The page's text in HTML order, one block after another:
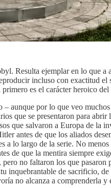
Resulta ejemplar en lo que
incluso con exactitud
es el carácter heroico
aunque por lo que veo
que se presentaron para
que salvaron a Europa de
antes de que los aliados
a lo largo de la serie. No
de que la mentira siempre
no faltaron los que
inquebrantable de sacrificio,
no alcanza a comprenderla y